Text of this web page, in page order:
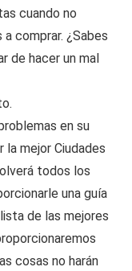
cuando no
comprar. ¿Sabes
de hacer un mal
en su
mejor Ciudades
todos los
una guía
de las mejores
cosas no harán